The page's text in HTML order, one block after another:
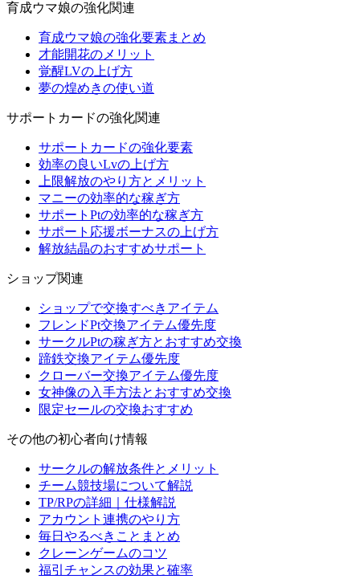
育成ウマ娘の強化関連
育成ウマ娘の強化要素まとめ
才能開花のメリット
覚醒LVの上げ方
夢の煌めきの使い道
サポートカードの強化関連
サポートカードの強化要素
効率の良いLvの上げ方
上限解放のやり方とメリット
マニーの効率的な稼ぎ方
サポートPtの効率的な稼ぎ方
サポート応援ボーナスの上げ方
解放結晶のおすすめサポート
ショップ関連
ショップで交換すべきアイテム
フレンドPt交換アイテム優先度
サークルPtの稼ぎ方とおすすめ交換
蹄鉄交換アイテム優先度
クローバー交換アイテム優先度
女神像の入手方法とおすすめ交換
限定セールの交換おすすめ
その他の初心者向け情報
サークルの解放条件とメリット
チーム競技場について解説
TP/RPの詳細｜仕様解説
アカウント連携のやり方
毎日やるべきことまとめ
クレーンゲームのコツ
福引チャンスの効果と確率